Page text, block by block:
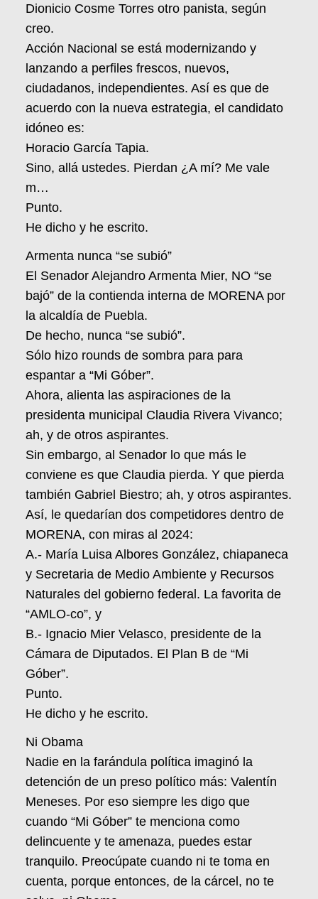
Dionicio Cosme Torres otro panista, según
creo.
Acción Nacional se está modernizando y
lanzando a perfiles frescos, nuevos,
ciudadanos, independientes. Así es que de
acuerdo con la nueva estrategia, el candidato
idóneo es:
Horacio García Tapia.
Sino, allá ustedes. Pierdan ¿A mí? Me vale
m…
Punto.
He dicho y he escrito.
Armenta nunca “se subió”
El Senador Alejandro Armenta Mier, NO “se
bajó” de la contienda interna de MORENA por
la alcaldía de Puebla.
De hecho, nunca “se subió”.
Sólo hizo rounds de sombra para para
espantar a “Mi Góber”.
Ahora, alienta las aspiraciones de la
presidenta municipal Claudia Rivera Vivanco;
ah, y de otros aspirantes.
Sin embargo, al Senador lo que más le
conviene es que Claudia pierda. Y que pierda
también Gabriel Biestro; ah, y otros aspirantes.
Así, le quedarían dos competidores dentro de
MORENA, con miras al 2024:
A.- María Luisa Albores González, chiapaneca
y Secretaria de Medio Ambiente y Recursos
Naturales del gobierno federal. La favorita de
“AMLO-co”, y
B.- Ignacio Mier Velasco, presidente de la
Cámara de Diputados. El Plan B de “Mi
Góber”.
Punto.
He dicho y he escrito.
Ni Obama
Nadie en la farándula política imaginó la
detención de un preso político más: Valentín
Meneses. Por eso siempre les digo que
cuando “Mi Góber” te menciona como
delincuente y te amenaza, puedes estar
tranquilo. Preocúpate cuando ni te toma en
cuenta, porque entonces, de la cárcel, no te